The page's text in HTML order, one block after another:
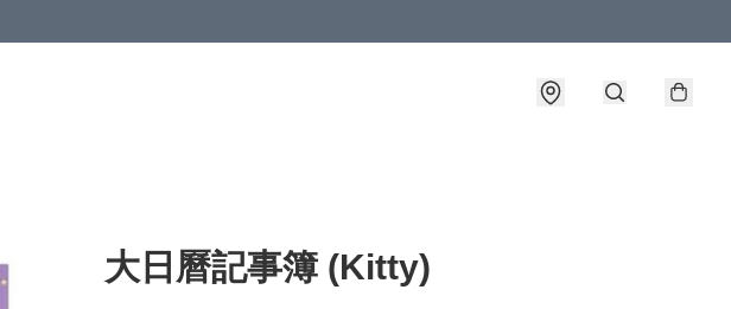
大日曆記事簿 (Kitty)